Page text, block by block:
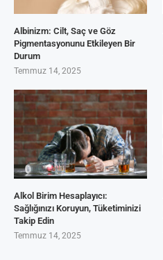
Albinizm: Cilt, Saç ve Göz
Pigmentasyonunu Etkileyen Bir
Durum
Temmuz 14, 2025
Alkol Birim Hesaplayıcı:
Sağlığınızı Koruyun, Tüketiminizi
Takip Edin
Temmuz 14, 2025